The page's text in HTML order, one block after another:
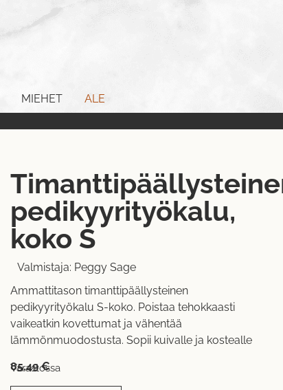
MIEHET
ALE
pedikyyrityökalu,
koko S
Valmistaja: Peggy Sage
Ammattitason timanttipäällysteinen
pedikyyrityökalu S-koko. Poistaa tehokkaasti
vaikeatkin kovettumat ja vähentää
lämmönmuodostusta. Sopii kuivalle ja kostealle
85,49€
Varastossa